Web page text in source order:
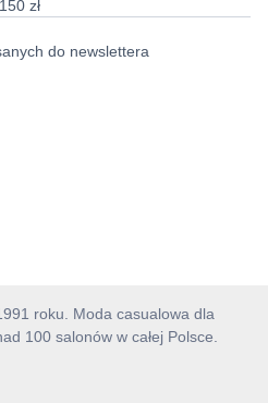
zł
do newslettera
roku. Moda casualowa dla
100 salonów w całej Polsce.